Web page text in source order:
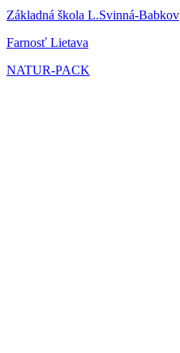
Základná škola L.Svinná-Babkov
Farnosť Lietava
NATUR-PACK